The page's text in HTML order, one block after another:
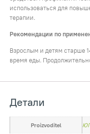
использоваться для
терапии.
Рекомендации по
Взрослым и детям старше
время еды.
Детали
Proizvoditel ЮГ